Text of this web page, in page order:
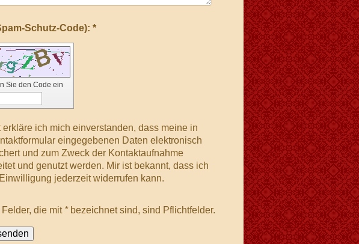
Captcha (Spam-Schutz-Code): *
Sie den Code ein
erkläre ich mich einverstanden, dass meine in
eingegebenen Daten elektronisch
und zum Zweck der Kontaktaufnahme
und genutzt werden. Mir ist bekannt, dass ich
jederzeit widerrufen kann.
: Felder, die mit *bezeichnet sind, sind Pflichtfelder.